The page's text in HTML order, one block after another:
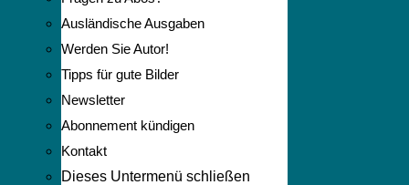
Ausländische Ausgaben
Werden Sie Autor!
Tipps für gute Bilder
Newsletter
Abonnement kündigen
Kontakt
Dieses Untermenü schließen